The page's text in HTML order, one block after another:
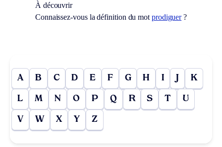
À découvrir
Connaissez-vous la définition du mot prodiguer?
A B C D E F G H I J K
L M N O P Q R S T U
V W X Y Z